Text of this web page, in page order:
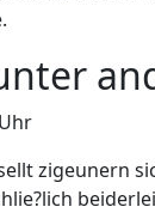
zigeunern